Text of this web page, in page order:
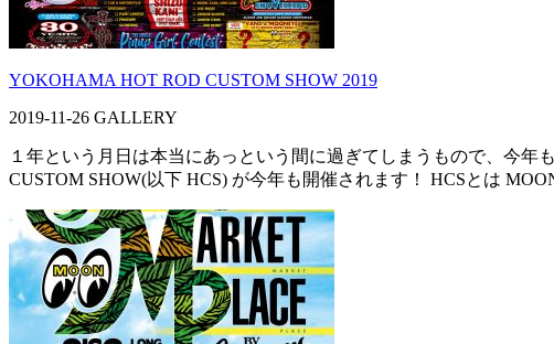
YOKOHAMA HOT ROD CUSTOM SHOW 2019
2019-11-26 GALLERY
１年という月日は本当にあっという間に過ぎてしまうもので、今
CUSTOM SHOW(以下 HCS) が今年も開催されます！ HCSとは